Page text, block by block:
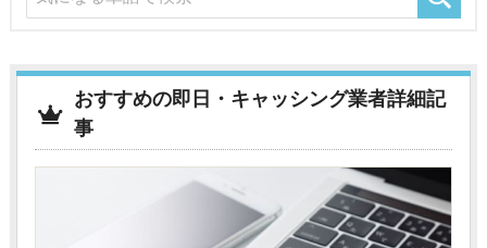
おすすめの即日・キャッシング業者詳細記
事